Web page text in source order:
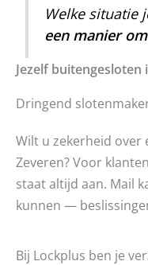
Welke situatie
een manier
Jezelf buitengesloten
Dringend
Wilt u zekerheid over
Zeveren? Voor
staat altijd aan. Mail
kunnen —
Bij Lockplus ben je